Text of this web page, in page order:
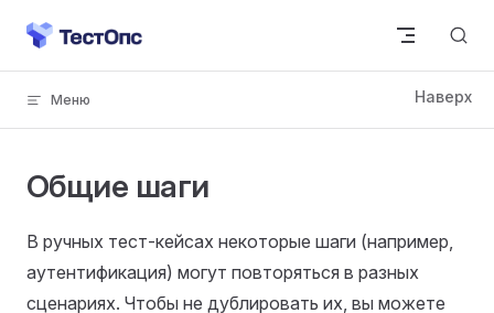
Skip to content
Общие шаги
В ручных тест-кейсах некоторые шаги (например,
аутентификация) могут повторяться в разных
сценариях. Чтобы не дублировать их, вы можете